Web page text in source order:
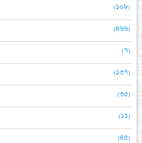
(১০৮)
(৪৬৬)
(৭)
(১৩৭)
(৩৫)
(১১)
(৪৫)